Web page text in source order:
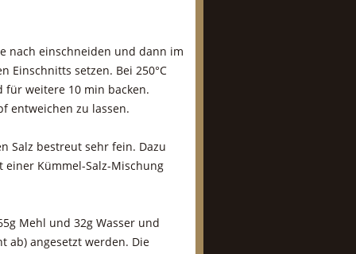
nach einschneiden und dann im
Einschnitts setzen. Bei 250°C
für weitere 10 min backen.
entweichen zu lassen.
Salz bestreut sehr fein. Dazu
Kümmel-Salz-Mischung
Mehl und 32g Wasser und
ab) angesetzt werden. Die